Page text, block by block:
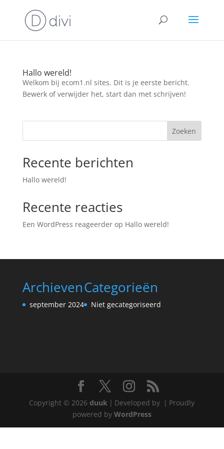
Hallo wereld!
Welkom bij ecom1.nl sites. Dit is je eerste bericht.
Bewerk of verwijder het, start dan met schrijven!
Zoeken
Recente berichten
Hallo wereld!
Recente reacties
Een WordPress reageerderop Hallo wereld!
Archieven
september 2024
Categorieën
Niet gecategoriseerd
Copyright © 2026duuk | Developed by | Proudly
powered by WordPress